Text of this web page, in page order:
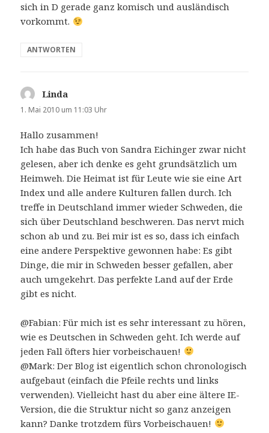
sich in D gerade ganz komisch und ausländisch
vorkommt.
ANTWORTEN
Linda
1. Mai 2010 um 11:03 Uhr
Hallo zusammen!
Ich habe das Buch von Sandra Eichinger zwar nicht
gelesen, aber ich denke es geht grundsätzlich um
Heimweh. Die Heimat ist für Leute wie sie eine Art
Index und alle andere Kulturen fallen durch. Ich
treffe in Deutschland immer wieder Schweden, die
sich über Deutschland beschweren. Das nervt mich
schon ab und zu. Bei mir ist es so, dass ich einfach
eine andere Perspektive gewonnen habe: Es gibt
Dinge, die mir in Schweden besser gefallen, aber
auch umgekehrt. Das perfekte Land auf der Erde
gibt es nicht.
@Fabian: Für mich ist es sehr interessant zu hören,
wie es Deutschen in Schweden geht. Ich werde auf
jeden Fall öfters hier vorbeischauen!
@Mark: Der Blog ist eigentlich schon chronologisch
aufgebaut (einfach die Pfeile rechts und links
verwenden). Vielleicht hast du aber eine ältere IE-
Version, die die Struktur nicht so ganz anzeigen
kann? Danke trotzdem fürs Vorbeischauen!